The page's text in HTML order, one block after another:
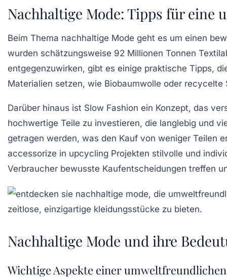
Nachhaltige Mode: Tipps für eine
Beim Thema nachhaltige Mode geht es um einen
wurden schätzungsweise 92 Millionen Tonnen
entgegenzuwirken, gibt es einige praktische Tipps,
Materialien setzen, wie Biobaumwolle oder
Darüber hinaus ist Slow Fashion ein Konzept, das
hochwertige Teile zu investieren, die langlebig und
getragen werden, was den Kauf von weniger Teilen
accessorize in upcycling Projekten stilvolle und
Verbraucher bewusste Kaufentscheidungen treffen
Nachhaltige Mode und ihre
Wichtige Aspekte einer